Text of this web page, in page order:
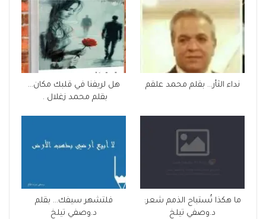
نداء الثأر… بقلم محمد علقم
هل لريفنا في قلبك مكان…
بقلم محمد زغلال .
ما هكذا تُستباح الذمم شعر:
د.وصفي تيلخ
فلتشهر سيفك… بقلم
د.وصفي تيلخ